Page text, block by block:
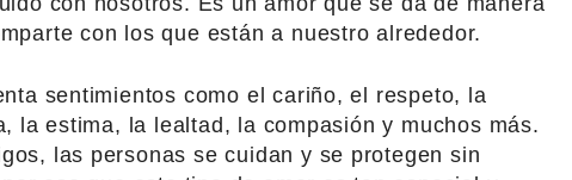
con los que están a nuestro alrededor.
sentimientos como el cariño, el respeto, la
la estima, la lealtad, la compasión y muchos más.
las personas se cuidan y se protegen sin